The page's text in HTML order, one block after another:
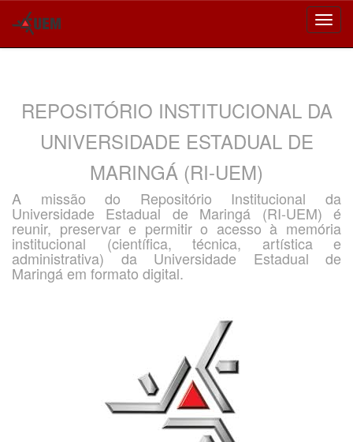
REPOSITÓRIO INSTITUCIONAL DA
UNIVERSIDADE ESTADUAL DE
MARINGÁ (RI-UEM)
A missão do Repositório Institucional da
Universidade Estadual de Maringá (RI-UEM) é
reunir, preservar e permitir o acesso à memória
institucional (científica, técnica, artística e
administrativa) da Universidade Estadual de
Maringá em formato digital.